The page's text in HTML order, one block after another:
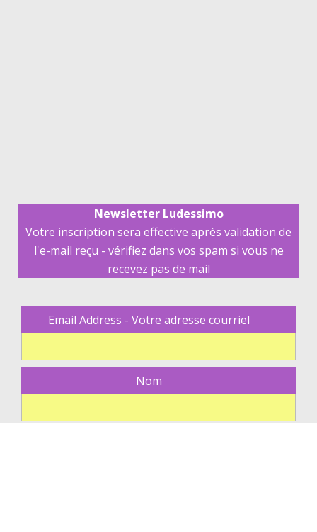
Newsletter Ludessimo
Votre inscription sera effective après validation de
l'e-mail reçu - vérifiez dans vos spam si vous ne
recevez pas de mail
Email Address - Votre adresse courriel
Nom